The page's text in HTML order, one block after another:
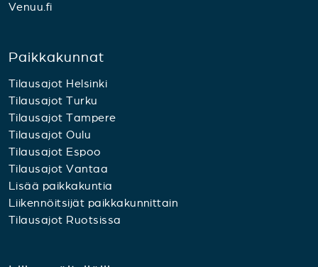
Venuu.fi
Paikkakunnat
Tilausajot Helsinki
Tilausajot Turku
Tilausajot Tampere
Tilausajot Oulu
Tilausajot Espoo
Tilausajot Vantaa
Lisää paikkakuntia
Liikennöitsijät paikkakunnittain
Tilausajot Ruotsissa